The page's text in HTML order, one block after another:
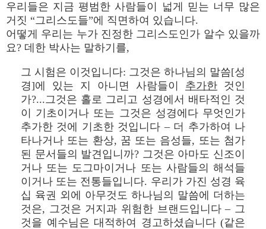
우리들은 지금 평범한 사람들이 넓게 믿는 너무 많은
거짓 “그리스도들”에 직면하여 있습니다.
어떻게 우리는 누가 진정한 그리스도인가 알수 있을까
요? 데한 박사는 말하기를,
그 시험은 이것입니다: 그것은 하나님의 말씀[성
경]에 있는 지 아니면 사람들이 추가한 것인
가?...그것은 홀로 그리고 성경에서 배타적인 것
이 기초이거나 또는 그것은 성경에다 무엇인가
추가한 것에 기초한 것입니다 – 더 추가하여 나
타나거나 또는 환상, 꿈 또는 음성들, 또는 첨가
된 문서들의 발견입니까? 그것은 아마도 신조이
거나 또는 도그마이거나 또는 사람들의 해석들
이거나 또는 전통들입니다. 우리가 가진 성경 육
십 육권 외에 아무것도 하나님의 말씀에 더하는
것은, 그것은 거지과 위험한 브랜드입니다 – 그
것을 예수님은 대적하여 경고하셨습니다 (같은